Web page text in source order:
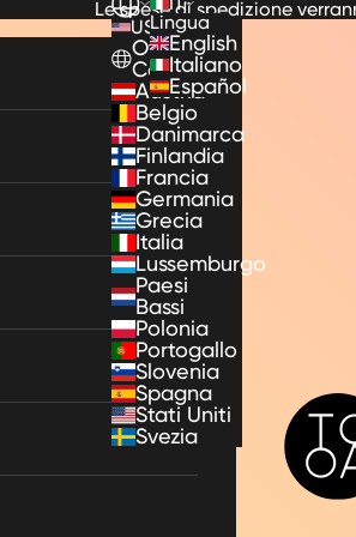
Le spese di spedizione
TooA
US
Other
Countries
Austria
Belgio
Danimarca
Finlandia
Francia
Germania
Grecia
Italia
Lussemburgo
Paesi
Bassi
Polonia
Portogallo
Slovenia
Spagna
Stati Uniti
Svezia
Lingua
English
Italiano
Español